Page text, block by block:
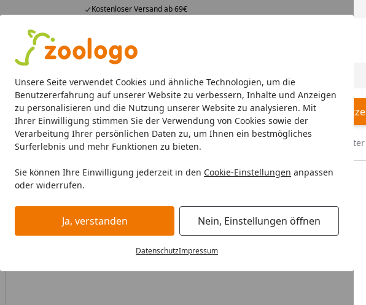
Unsere Seite verwendet Cookies und ähnliche Technologien, um die
Benutzererfahrung auf unserer Website zu verbessern, Inhalte und Anzeigen
zu personalisieren und die Nutzung unserer Website zu analysieren. Mit
Ihrer Einwilligung stimmen Sie der Verwendung von Cookies sowie der
Verarbeitung Ihrer persönlichen Daten zu, um Ihnen ein bestmögliches
Surferlebnis und mehr Funktionen zu bieten.
Sie können Ihre Einwilligung jederzeit in den Cookie-Einstellungen anpassen
oder widerrufen.
Ja, verstanden Nein, Einstellungen öffnen
DatenschutzImpressum
Kostenloser Versand ab 69€
4,74
23.588 Bewertungen
Alle Produkte
Alle Produkte Angebote Neuheiten Sommerhits Suche
Katze Katzenfutter Futternäpfe & Trinkbrunnen Katzenschlafplätze
Startseite
Katze Katzenfutter Nassfutter Cat's Love Senior 200g Dose Katzennassfutter